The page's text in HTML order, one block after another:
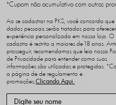
*Cupom não acumulativo com outras
Ao se cadastrar na PKS, você concorda que
dados pessoais serão tratados para
experiência personalizada em nossa loja. O
cadastro é restrito a maiores de 18 anos.
prosseguir, recomendamos que leia nossa
de Privacidade para entender como suas
informações são utilizadas e protegidas.
a página de de regulamento e
promoções,